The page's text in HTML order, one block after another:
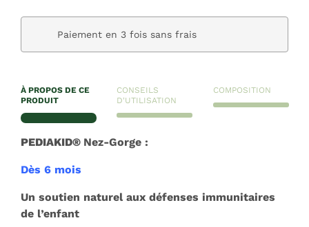
Paiement en 3 fois sans frais
À PROPOS DE CE
PRODUIT
CONSEILS
D'UTILISATION
COMPOSITION
PEDIAKID® Nez-Gorge :
Dès 6 mois
Un soutien naturel aux défenses immunitaires
de l’enfant